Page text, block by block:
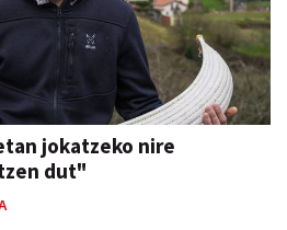
jokatzeko nire
dut"